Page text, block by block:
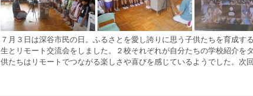
７月３日は深谷市民の日。ふるさとを愛し誇りに思う子供たちを育成す
生とリモート交流会をしました。２校それぞれが自分たちの学校紹介を
供たちはリモートでつながる楽しさや喜びを感じているようでした。次